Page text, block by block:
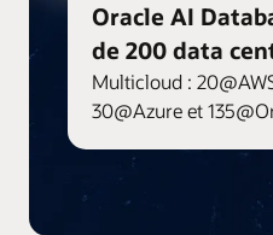
Oracle AI
de 200 data
Multicloud :
30@Azure et